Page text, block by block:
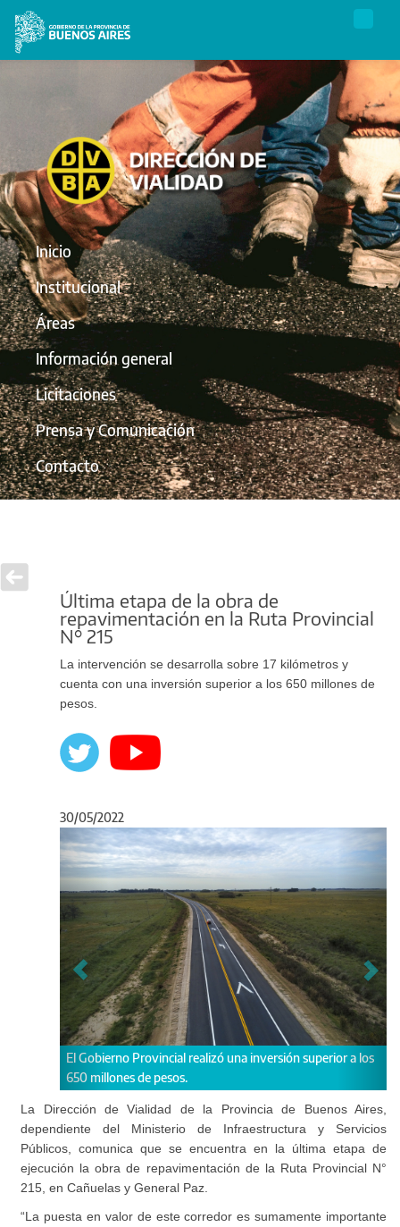
Inicio
Institucional
Áreas
Información general
Licitaciones
Prensa y Comunicación
Contacto
Última etapa de la obra de
repavimentación en la Ruta Provincial
N° 215
La intervención se desarrolla sobre 17 kilómetros y
cuenta con una inversión superior a los 650 millones de
pesos.
30/05/2022
realizó una inversión superior a los
La obra brindará mejores
Anterior
La Dirección de Vialidad de la Provincia de Buenos Aires,
dependiente del Ministerio de Infraestructura y Servicios
Públicos, comunica que se encuentra en la última etapa de
ejecución la obra de repavimentación de la Ruta Provincial N°
215, en Cañuelas y General Paz.
“La puesta en valor de este corredor es sumamente importante